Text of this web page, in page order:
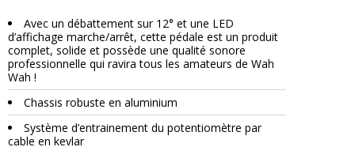
Avec un débattement sur 12° et une LED
d’affichage marche/arrêt, cette pédale est un produit
complet, solide et possède une qualité sonore
professionnelle qui ravira tous les amateurs de Wah
Wah !
Chassis robuste en aluminium
Système d’entrainement du potentiomètre par
cable en kevlar